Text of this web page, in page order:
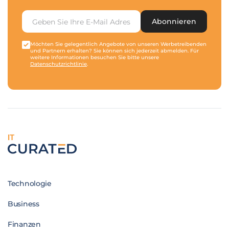
Abonnieren
Möchten Sie gelegentlich Angebote von unseren Werbetreibenden
und Partnern erhalten? Sie können sich jederzeit abmelden. Für
weitere Informationen besuchen Sie bitte unsere
Datenschutzrichtlinie.
IT
Technologie
Business
Finanzen